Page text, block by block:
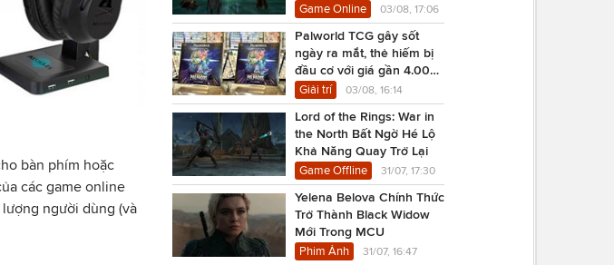
bàn phím hoặc
các game online
người dùng (và
Game Online 03/08, 17:06
Palworld TCG gây sốt
ngày ra mắt, thẻ hiếm bị
đầu cơ với giá gần 4.000
USD
Giải trí 03/08, 16:14
Lord of the Rings: War in
the North Bất Ngờ Hé Lộ
Khả Năng Quay Trở Lại
Game Offline 31/07, 17:30
Yelena Belova Chính Thức
Trở Thành Black Widow
Mới Trong MCU
Phim Ảnh 31/07, 16:47